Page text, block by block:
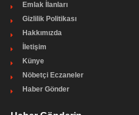
Emlak İlanları
Gizlilik Politikası
Hakkımızda
İletişim
Künye
Nöbetçi Eczaneler
Haber Gönder